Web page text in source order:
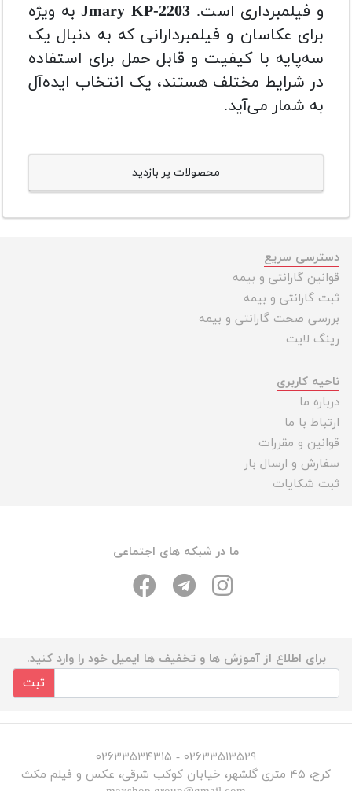
و فیلمبرداری است. Jmary KP-2203به ویژه
برای عکاسان و فیلمبردارانی که به دنبال یک
سه‌پایه با کیفیت و قابل حمل برای استفاده
در شرایط مختلف هستند، یک انتخاب ایده‌آل
به شمار می‌آید.
محصولات پر بازدید
دسترسی سریع
قوانین گارانتی و بیمه
ثبت گارانتی و بیمه
بررسی صحت گارانتی و بیمه
رینگ لایت
ناحیه کاربری
درباره ما
ارتباط با ما
قوانین و مقررات
سفارش و ارسال بار
ثبت شکایات
ما در شبکه های اجتماعی
برای اطلاع از آموزش ها و تخفیف ها ایمیل خود را وارد کنید.
ثبت
۰۲۶۳۳۵۱۳۵۲۹ - ۰۲۶۳۳۵۳۴۳۱۵
کرج، ۴۵ متری گلشهر، خیابان کوکب شرقی، عکس و فیلم مکث